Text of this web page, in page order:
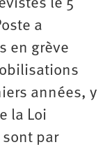
le 5
a
en grève
années, y
la Loi
par